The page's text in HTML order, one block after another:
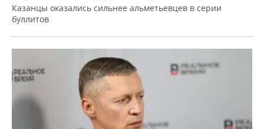
Казанцы оказались сильнее альметьевцев в серии
буллитов